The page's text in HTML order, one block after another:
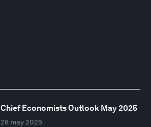
Chief Economists Outlook May 2025
28 may 2025